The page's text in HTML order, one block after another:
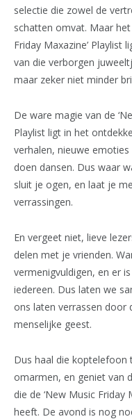
selectie die zowel de
schatten omvat. Maar
Friday Maxazine’ Playlist
van die verborgen
maar zeker niet minder
De ware magie van de
Playlist ligt in het
verhalen, nieuwe
doen dansen. Dus waar
sluit je ogen, en laat je
verrassingen.
En vergeet niet, lieve
delen met je vrienden.
vermenigvuldigen, en er
iedereen. Dus laten we
ons laten verrassen door
menselijke geest.
Dus haal die koptelefoon
omarmen, en geniet van
die de ‘New Music Friday
heeft. De avond is nog